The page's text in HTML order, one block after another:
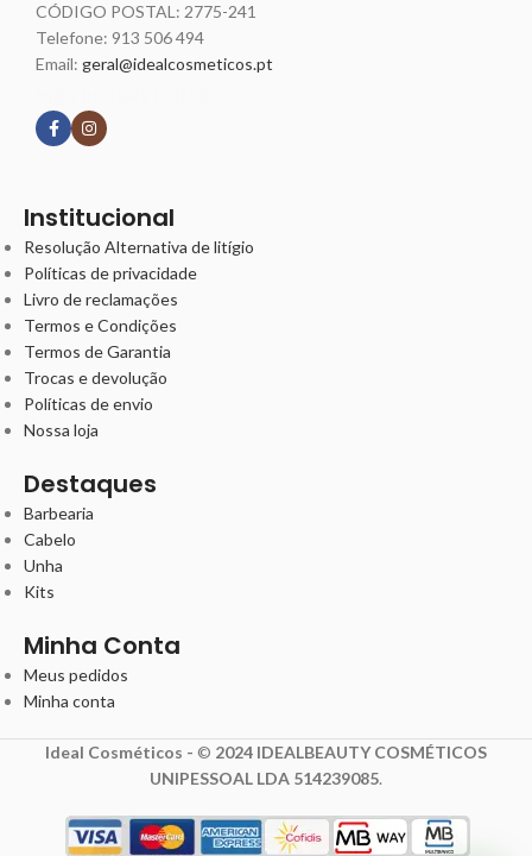
CÓDIGO POSTAL: 2775-241
Telefone: 913 506 494
Email: geral@idealcosmeticos.pt
Institucional
Resolução Alternativa de litígio
Políticas de privacidade
Livro de reclamações
Termos e Condições
Termos de Garantia
Trocas e devolução
Políticas de envio
Nossa loja
Destaques
Barbearia
Cabelo
Unha
Kits
Minha Conta
Meus pedidos
Minha conta
Ideal Cosméticos - © 2024 IDEALBEAUTY COSMÉTICOS
UNIPESSOAL LDA 514239085.